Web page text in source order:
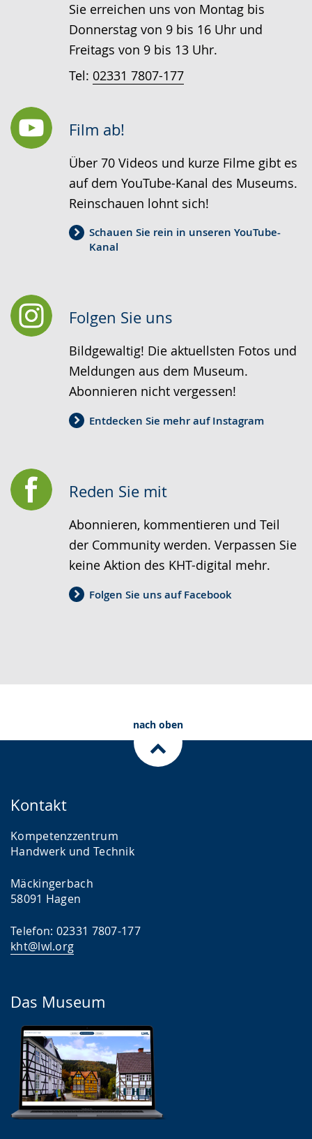
Sie erreichen uns von Montag bis
Donnerstag von 9 bis 16 Uhr und
Freitags von 9 bis 13 Uhr.
Tel: 02331 7807-177
Film ab!
Über 70 Videos und kurze Filme gibt es
auf dem YouTube-Kanal des Museums.
Reinschauen lohnt sich!
Schauen Sie rein in unseren YouTube-
Kanal
Folgen Sie uns
Bildgewaltig! Die aktuellsten Fotos und
Meldungen aus dem Museum.
Abonnieren nicht vergessen!
Entdecken Sie mehr auf Instagram
Reden Sie mit
Abonnieren, kommentieren und Teil
der Community werden. Verpassen Sie
keine Aktion des KHT-digital mehr.
Folgen Sie uns auf Facebook
nach oben
Kontakt
Kompetenzzentrum
Handwerk und Technik
Mäckingerbach
58091 Hagen
Telefon: 02331 7807-177
kht@lwl.org
Das Museum